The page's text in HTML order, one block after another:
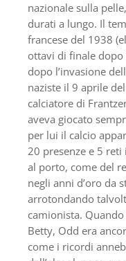
nazionale sulla
durati a lungo. Il
francese del 1938
ottavi di finale
dopo l’invasione
naziste il 9 aprile
calciatore di
aveva giocato
per lui il calcio
20 presenze e 5
al porto, come del
negli anni d’oro da
arrotondando
camionista.
Betty, Odd era
come i ricordi